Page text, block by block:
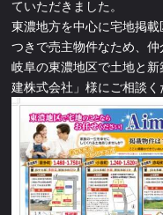
ていただきました。
東濃地方を中心に宅地掲
つきで売主物件なため、仲
岐阜の東濃地区で土地と
建株式会社」様にご相談く